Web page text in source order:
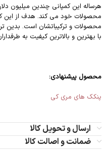
هرساله این کمپانی چندین میلیون
محصولات خود می کند. هدف از این
محصولات و ترکیباتشان است. بدین
با بهترین و بالاترین کیفیت به
محصول پیشنهادی:
پنکک های مری کی
ارسال و تحویل کالا
ضمانت و اصالت کالا